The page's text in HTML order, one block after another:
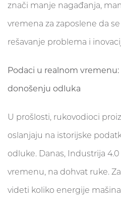
znači manje nagađanja,
vremena za zaposlene da
rešavanje problema i
Podaci u realnom
donošenju odluka
U prošlosti, rukovodioci
oslanjaju na istorijske
odluke. Danas, Industrija
vremenu, na dohvat ruke.
videti koliko energije